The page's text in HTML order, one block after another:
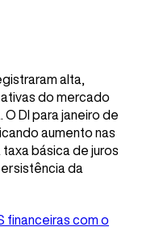
alta,
do mercado
DI para janeiro de
aumento nas
básica de juros
da
financeiras com o